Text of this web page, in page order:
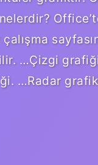
…Çizgi
…Radar